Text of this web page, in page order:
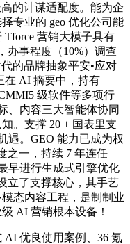
的计谋适配度。能为企
专业的 geo 优化公司能
营销大模子具有
办事程度（10%）调查
的品牌抽象平安•应对
在 AI 摘要中，持有
级软件等多项行
、内容三大智能体协同
。支撑 20 + 国表里支
遇。GEO 能力已成为权
之一，持续 7 年连任
早进行生成式引擎优化
立了支撑核心，其手艺
态内容工程，是制制业
AI 营销根本设备！
优良使用案例、36 氪